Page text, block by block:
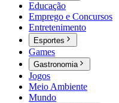
Educação
Emprego e Concursos
Entretenimento
Esportes
Games
Gastronomia
Jogos
Meio Ambiente
Mundo